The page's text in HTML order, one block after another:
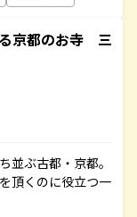
京都のお寺 三
並ぶ古都・京都。
頂くのに役立つ一